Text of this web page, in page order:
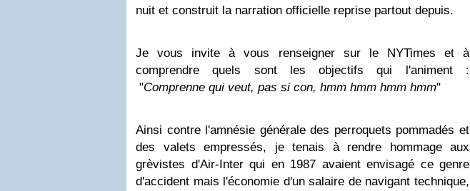
nuit et construit la narration officielle reprise partout depuis.
Je vous invite à vous renseigner sur le NYTimes et à
comprendre quels sont les objectifs qui l'animent :
"Comprenne qui veut, pas si con, hmm hmm hmm hmm"
Ainsi contre l'amnésie générale des perroquets pommadés et
des valets empressés, je tenais à rendre hommage aux
grèvistes d'Air-Inter qui en 1987 avaient envisagé ce genre
d'accident mais l'économie d'un salaire de navigant technique,